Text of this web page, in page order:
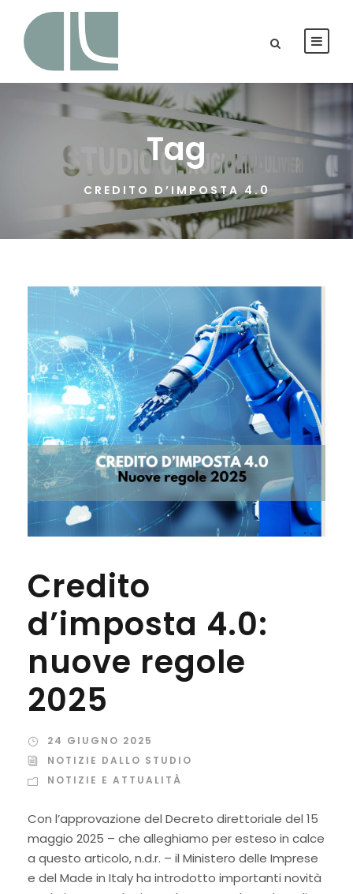
Tag
CREDITO D’IMPOSTA 4.0
Credito
d’imposta 4.0:
nuove regole
2025
24 GIUGNO 2025
NOTIZIE DALLO STUDIO
NOTIZIE E ATTUALITÀ
Con l’approvazione del Decreto direttoriale del 15
maggio 2025 – che alleghiamo per esteso in calce
a questo articolo, n.d.r. – il Ministero delle Imprese
e del Made in Italy ha introdotto importanti novità